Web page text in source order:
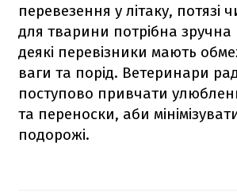
перевезення у літаку, потязі
для тварини потрібна зручна
деякі перевізники мають
ваги та порід. Ветеринари
поступово привчати
та переноски, аби
подорожі.